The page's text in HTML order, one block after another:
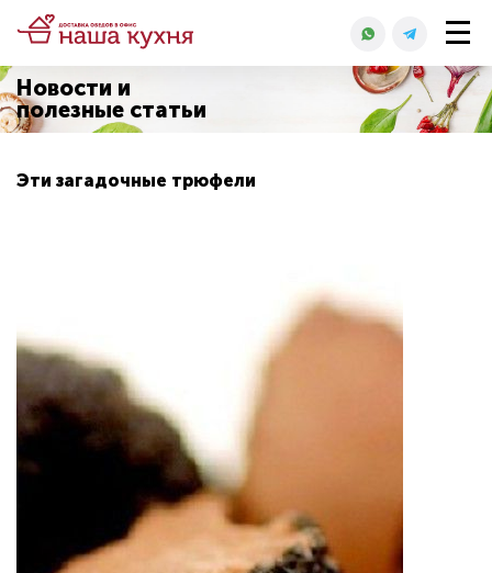
Новости и
полезные статьи
Эти загадочные трюфели